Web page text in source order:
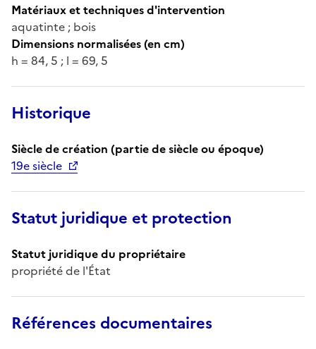
Matériaux et techniques d'intervention
aquatinte ; bois
Dimensions normalisées (en cm)
h = 84, 5 ; l = 69, 5
Historique
Siècle de création (partie de siècle ou époque)
19e siècle
Statut juridique et protection
Statut juridique du propriétaire
propriété de l'État
Références documentaires